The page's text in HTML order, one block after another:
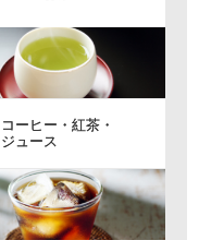
コーヒー・紅茶・
ジュース